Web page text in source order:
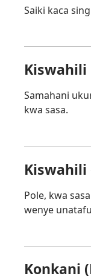
Saiki kaca
Kiswahili
Samahani
kwa sasa.
Kiswahili
Pole, kwa
wenye
Konkani